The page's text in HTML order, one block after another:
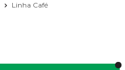
Linha Café